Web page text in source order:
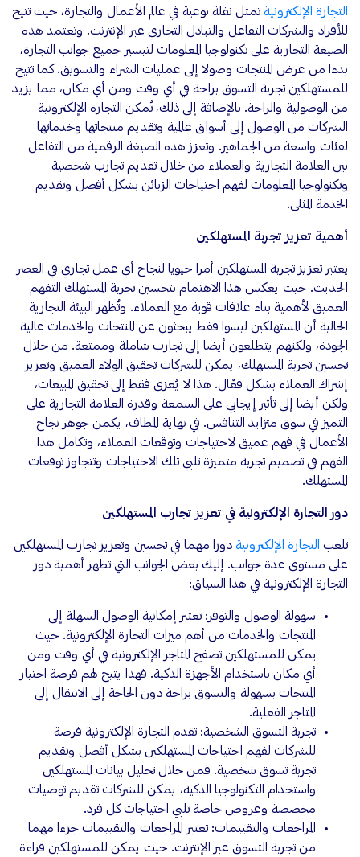
التجارة الإلكترونية تمثل نقلة نوعية في عالم الأعمال والتجارة، حيث تتيح
للأفراد والشركات التفاعل والتبادل التجاري عبر الإنترنت. وتعتمد هذه
الصيغة التجارية على تكنولوجيا المعلومات لتيسير جميع جوانب التجارة،
بدءا من عرض المنتجات وصولا إلى عمليات الشراء والتسويق. كما تتيح
للمستهلكين تجربة التسوق براحة في أي وقت ومن أي مكان، مما يزيد
من الوصولية والراحة. بالإضافة إلى ذلك، تُمكن التجارة الإلكترونية
الشركات من الوصول إلى أسواق عالمية وتقديم منتجاتها وخدماتها
لفئات واسعة من الجماهير. وتعزز هذه الصيغة الرقمية من التفاعل
بين العلامة التجارية والعملاء من خلال تقديم تجارب شخصية
وتكنولوجيا المعلومات لفهم احتياجات الزبائن بشكل أفضل وتقديم
الخدمة المثلى.
أهمية تعزيز تجربة المستهلكين
يعتبر تعزيز تجربة المستهلكين أمرا حيويا لنجاح أي عمل تجاري في العصر
الحديث. حيث يعكس هذا الاهتمام بتحسين تجربة المستهلك التفهم
العميق لأهمية بناء علاقات قوية مع العملاء. وتُظهر البيئة التجارية
الحالية أن المستهلكين ليسوا فقط يبحثون عن المنتجات والخدمات عالية
الجودة، ولكنهم يتطلعون أيضا إلى تجارب شاملة وممتعة. من خلال
تحسين تجربة المستهلك، يمكن للشركات تحقيق الولاء العميق وتعزيز
إشراك العملاء بشكل فعّال. هذا لا يُعزى فقط إلى تحقيق المبيعات،
ولكن أيضا إلى تأثير إيجابي على السمعة وقدرة العلامة التجارية على
التميز في سوق متزايد التنافس. في نهاية المطاف، يكمن جوهر نجاح
الأعمال في فهم عميق لاحتياجات وتوقعات العملاء، وتكامل هذا
الفهم في تصميم تجربة متميزة تلبي تلك الاحتياجات وتتجاوز توقعات
المستهلك.
دور التجارة الإلكترونية في تعزيز تجارب المستهلكين
تلعب التجارة الإلكترونية دورا مهما في تحسين وتعزيز تجارب المستهلكين
على مستوى عدة جوانب. إليك بعض الجوانب التي تظهر أهمية دور
التجارة الإلكترونية في هذا السياق:
سهولة الوصول والتوفر: تعتبر إمكانية الوصول السهلة إلى
المنتجات والخدمات من أهم ميزات التجارة الإلكترونية. حيث
يمكن للمستهلكين تصفح المتاجر الإلكترونية في أي وقت ومن
أي مكان باستخدام الأجهزة الذكية. فهذا يتيح لهم فرصة اختيار
المنتجات بسهولة والتسوق براحة دون الحاجة إلى الانتقال إلى
المتاجر الفعلية.
تجربة التسوق الشخصية: تقدم التجارة الإلكترونية فرصة
للشركات لفهم احتياجات المستهلكين بشكل أفضل وتقديم
تجربة تسوق شخصية. فمن خلال تحليل بيانات المستهلكين
واستخدام التكنولوجيا الذكية، يمكن للشركات تقديم توصيات
مخصصة وعروض خاصة تلبي احتياجات كل فرد.
المراجعات والتقييمات: تعتبر المراجعات والتقييمات جزءا مهما
من تجربة التسوق عبر الإنترنت. حيث يمكن للمستهلكين قراءة